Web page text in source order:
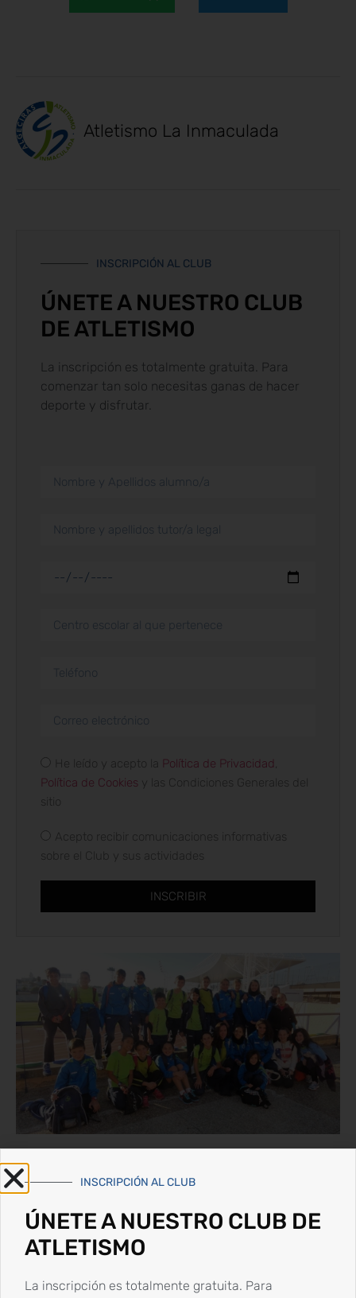
Atletismo La Inmaculada
INSCRIPCIÓN AL CLUB
ÚNETE A NUESTRO CLUB
DE ATLETISMO
La inscripción es totalmente gratuita. Para
comenzar tan solo necesitas ganas de hacer
deporte y disfrutar.
Política de Privacidad
Política de Cookies y las Condiciones Generales del
Acepto recibir comunicaciones informativas
INSCRIBIR
Síguenos en redes sociales
INSCRIPCIÓN AL CLUB
ÚNETE A NUESTRO CLUB DE
ATLETISMO
La inscripción es totalmente gratuita. Para